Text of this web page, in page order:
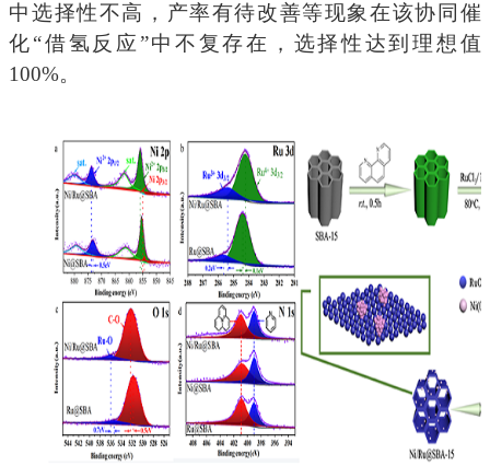
中选择性不高，产率有待改善等现象在该协同催
化“借氢反应”中不复存在，选择性达到理想值
100%。